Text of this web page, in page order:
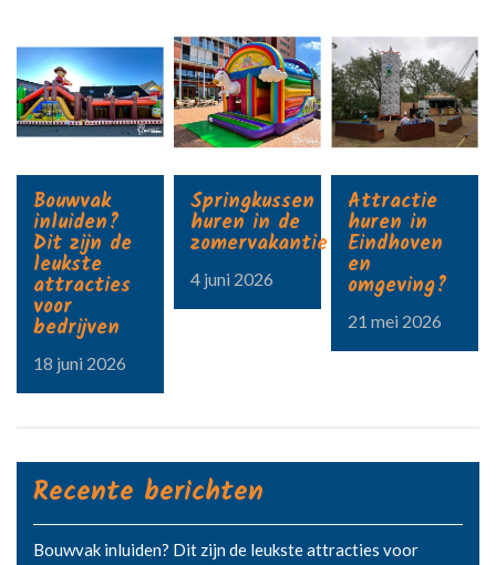
Bouwvak
inluiden?
Dit zijn de
leukste
attracties
voor
bedrijven
18 juni 2026
Springkussen
huren in de
zomervakantie?
4 juni 2026
Attractie
huren in
Eindhoven
en
omgeving?
21 mei 2026
Recente berichten
Bouwvak inluiden? Dit zijn de leukste attracties voor